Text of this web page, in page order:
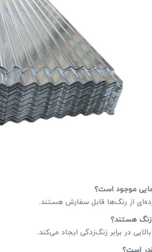
موجود است؟
از رنگ‌ها قابل سفارش هستند.
زنگ هستند؟
در برابر زنگ‌زدگی ایجاد می‌کند.